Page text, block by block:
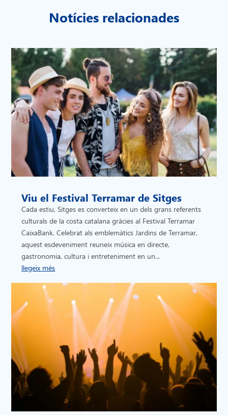
Notícies relacionades
Viu el Festival Terramar de Sitges
Cada estiu, Sitges es converteix en un dels grans referents
culturals de la costa catalana gràcies al Festival Terramar
CaixaBank. Celebrat als emblemàtics Jardins de Terramar,
aquest esdeveniment reuneix música en directe,
gastronomia, cultura i entreteniment en un...
llegeix més